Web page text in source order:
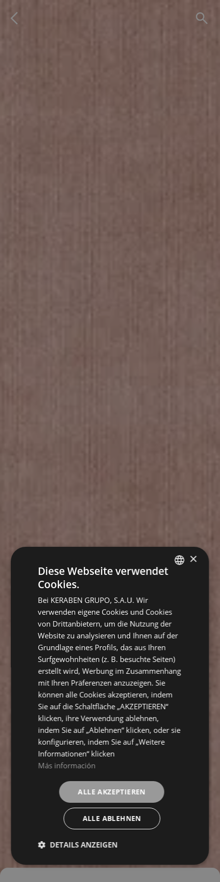
GERMAN
×
Diese Webseite verwendet
Cookies.
Bei KERABEN GRUPO, S.A.U. Wir
verwenden eigene Cookies und Cookies
von Drittanbietern, um die Nutzung der
Website zu analysieren und Ihnen auf der
Grundlage eines Profils, das aus Ihren
Surfgewohnheiten (z. B. besuchte Seiten)
erstellt wird, Werbung im Zusammenhang
mit Ihren Präferenzen anzuzeigen. Sie
können alle Cookies akzeptieren, indem
Sie auf die Schaltfläche „AKZEPTIEREN“
klicken, ihre Verwendung ablehnen,
indem Sie auf „Ablehnen“ klicken, oder sie
konfigurieren, indem Sie auf „Weitere
Informationen“ klicken
Más información
ALLE AKZEPTIEREN
ALLE ABLEHNEN
DETAILS ANZEIGEN